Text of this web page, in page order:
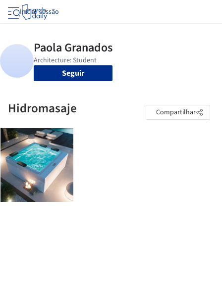
Iniciar sessão
Seguir
Hidromasaje Compartilhar